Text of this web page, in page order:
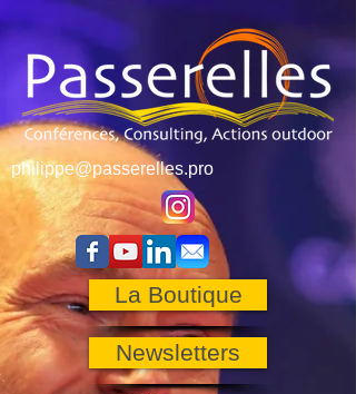
philippe@passerelles.pro
La Boutique
Newsletters